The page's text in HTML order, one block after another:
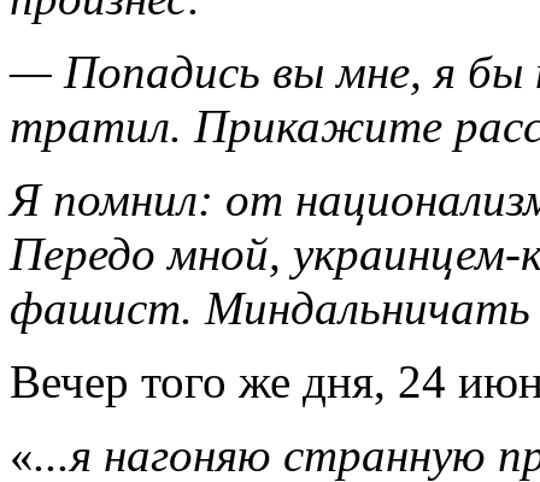
— Попадись вы мне, я бы
тратил. Прикажите
Я помнил: от
Передо мной,
фашист. Миндальничать
Вечер того же дня, 24
«...я нагоняю странную